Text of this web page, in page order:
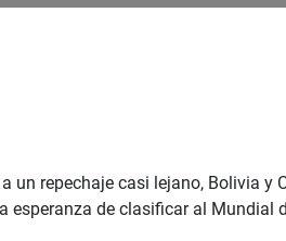
un repechaje casi lejano, Bolivia
esperanza de clasificar al Mundial